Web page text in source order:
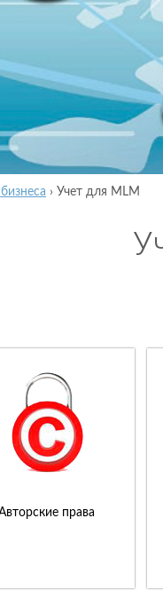
› Учет для MLM
права